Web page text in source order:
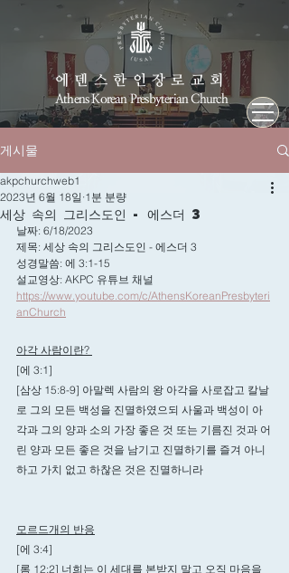
에덴스한인장로교회
Athens Korean Presbyterian Church
게시물
세상 속의 그리스도인 - 에스더 3
akpchurchweb1
2023년 6월 18일 1분 분량
날짜: 6/18/2023
제목: 세상 속의 그리스도인 - 에스더 3
성경말씀: 에 3:1-15
설교영상: AKPC 유튜브 채널
https://www.youtube.com/c/AthensKoreanPresbyteri
anChurch
아각 사람이란?
[에 3:1]
[삼상 15:8-9] 아말렉 사람의 왕 아각을 사로잡고 칼날
로 그의 모든 백성을 진멸하였으되 사울과 백성이 아
각과 그의 양과 소의 가장 좋은 것 또는 기름진 것과 어
린 양과 모든 좋은 것을 남기고 진멸하기를 즐겨 아니
하고 가치 없고 하찮은 것은 진멸하니라
모르드개의 반응
[에 3:4]
[롬 12:2] 너희는 이 세대를 본받지 말고 오직 마음을